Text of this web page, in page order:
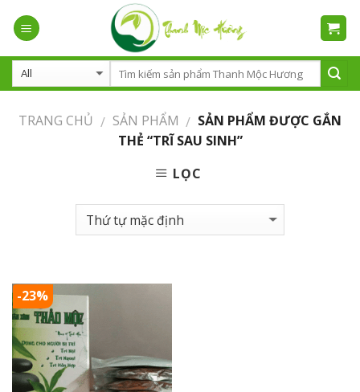
TRANG CHỦ / SẢN PHẨM / SẢN PHẨM ĐƯỢC GẮN
THẺ “TRĨ SAU SINH”
LỌC
-23%